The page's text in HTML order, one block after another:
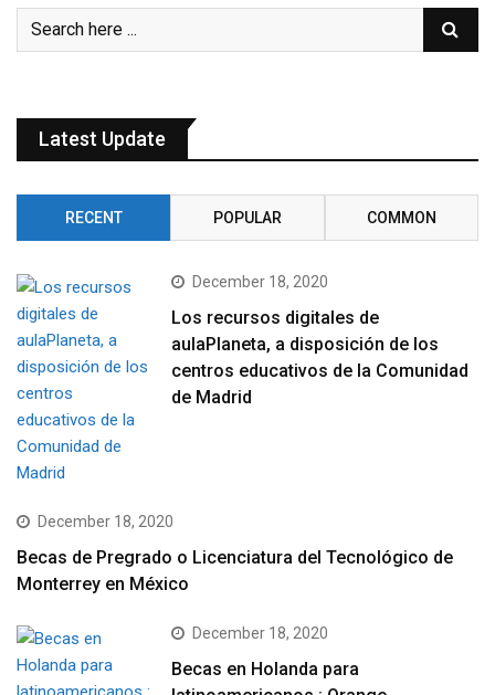
Latest Update
RECENT POPULAR COMMON
December 18, 2020
Los recursos digitales de
aulaPlaneta, a disposición de los
centros educativos de la Comunidad
de Madrid
December 18, 2020
Becas de Pregrado o Licenciatura del Tecnológico de
Monterrey en México
December 18, 2020
Becas en Holanda para